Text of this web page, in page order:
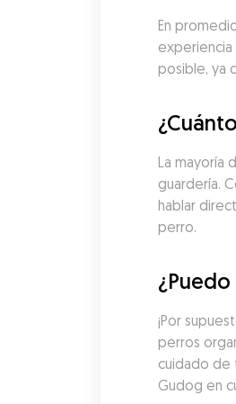
En
posible, ya
La mayoría
guardería.
hablar
perro.
¡Por
perros
cuidado de
Gudog en